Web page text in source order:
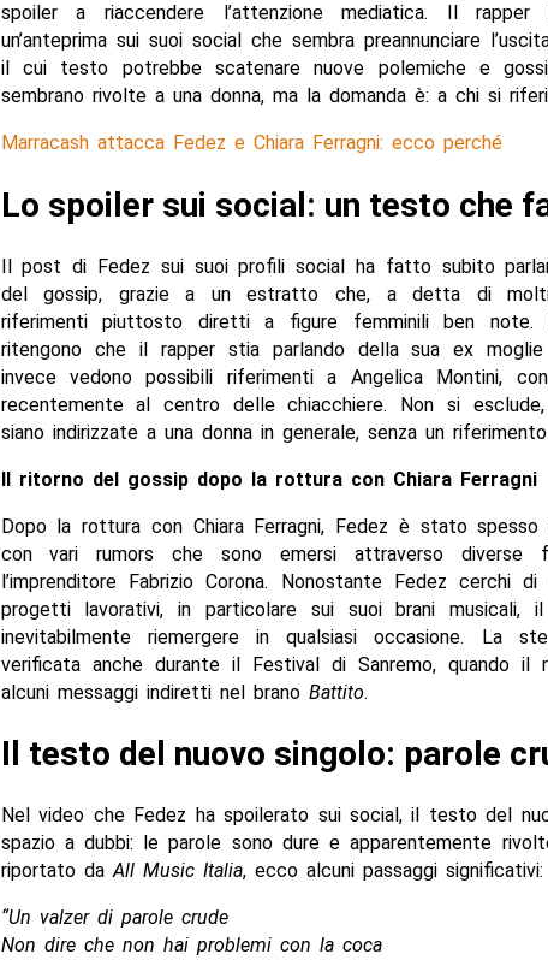
spoiler a riaccendere l’attenzione mediatica. Il
un’anteprima sui suoi social che sembra preannunciare
il cui testo potrebbe scatenare nuove polemiche e
sembrano rivolte a una donna, ma la domanda è: a chi si
Marracash attacca Fedez e Chiara Ferragni: ecco perché
Lo spoiler sui social: un testo che
Il post di Fedez sui suoi profili social ha fatto subito
del gossip, grazie a un estratto che, a detta di
riferimenti piuttosto diretti a figure femminili ben note.
ritengono che il rapper stia parlando della sua ex moglie
invece vedono possibili riferimenti a Angelica Montini,
recentemente al centro delle chiacchiere. Non si
siano indirizzate a una donna in generale, senza un
Il ritorno del gossip dopo la rottura con Chiara Ferragni
Dopo la rottura con Chiara Ferragni, Fedez è stato
con vari rumors che sono emersi attraverso diverse
l’imprenditore Fabrizio Corona. Nonostante Fedez cerchi
progetti lavorativi, in particolare sui suoi brani musicali,
inevitabilmente riemergere in qualsiasi occasione. La
verificata anche durante il Festival di Sanremo, quando il
alcuni messaggi indiretti nel brano Battito.
Il testo del nuovo singolo: parole
Nel video che Fedez ha spoilerato sui social, il testo del
spazio a dubbi: le parole sono dure e apparentemente
riportato daAll Music Italia, ecco alcuni passaggi significativi:
“Un valzer di parole crude
Non dire che non hai problemi con la coca